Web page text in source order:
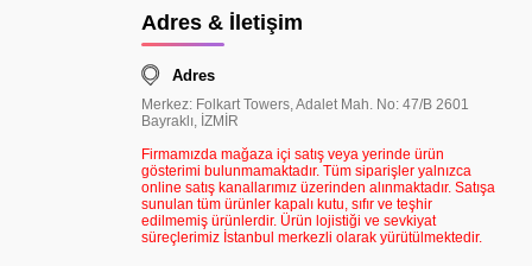
Adres & İletişim
Adres
Merkez: Folkart Towers, Adalet Mah. No: 47/B 2601
Bayraklı, İZMİR
Firmamızda mağaza içi satış veya yerinde ürün
gösterimi bulunmamaktadır. Tüm siparişler yalnızca
online satış kanallarımız üzerinden alınmaktadır. Satışa
sunulan tüm ürünler kapalı kutu, sıfır ve teşhir
edilmemiş ürünlerdir. Ürün lojistiği ve sevkiyat
süreçlerimiz İstanbul merkezli olarak yürütülmektedir.